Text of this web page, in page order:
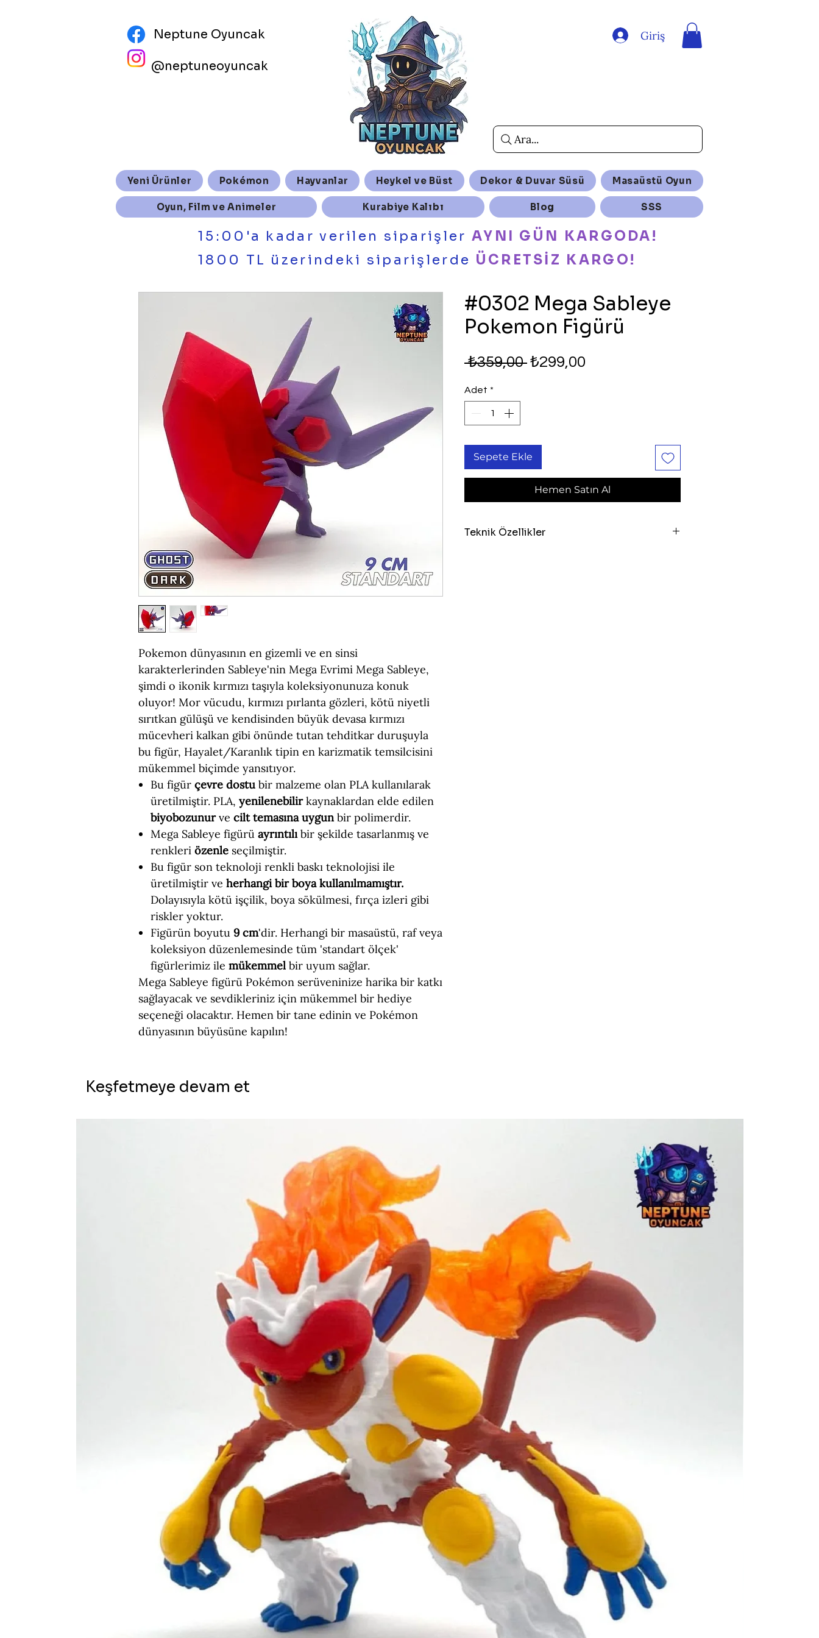
Neptune Oyuncak
@neptuneoyuncak
Giriş
Ara...
Yeni Ürünler Pokémon Hayvanlar Heykel ve Büst Dekor & Duvar Süsü Masaüstü Oyun
Oyun, Film ve Animeler Kurabiye Kalıbı Blog SSS
15:00'a kadar verilen siparişler AYNI GÜN KARGODA!
1800 TL üzerindeki siparişlerde ÜCRETSİZ KARGO!
Pokemon dünyasının en gizemli ve en sinsi
karakterlerinden Sableye'nin Mega Evrimi Mega Sableye,
şimdi o ikonik kırmızı taşıyla koleksiyonunuza konuk
oluyor! Mor vücudu, kırmızı pırlanta gözleri, kötü niyetli
sırıtkan gülüşü ve kendisinden büyük devasa kırmızı
mücevheri kalkan gibi önünde tutan tehditkar duruşuyla
bu figür, Hayalet/Karanlık tipin en karizmatik temsilcisini
mükemmel biçimde yansıtıyor.
Bu figür çevre dostu bir malzeme olan PLA kullanılarak
üretilmiştir. PLA, yenilenebilirkaynaklardan elde edilen
biyobozunurve cilt temasına uygunbir polimerdir.
Mega Sableye figürü ayrıntılıbir şekilde tasarlanmış ve
renkleri özenle seçilmiştir.
Bu figür son teknoloji renkli baskı teknolojisi ile
üretilmiştir ve herhangi bir boya kullanılmamıştır.
Dolayısıyla kötü işçilik, boya sökülmesi, fırça izleri gibi
riskler yoktur.
Figürün boyutu 9 cm'dir. Herhangi bir masaüstü, raf veya
koleksiyon düzenlemesinde tüm 'standart ölçek'
figürlerimiz ile mükemmel bir uyum sağlar.
Mega Sableye figürü Pokémon serüveninize harika bir katkı
sağlayacak ve sevdikleriniz için mükemmel bir hediye
seçeneği olacaktır. Hemen bir tane edinin ve Pokémon
dünyasının büyüsüne kapılın!
#0302 Mega Sableye
Pokemon Figürü
₺359,00 Normal
₺299,00
Adet *
Sepete Ekle
Hemen Satın Al
Teknik Özellikler
Keşfetmeye devam et